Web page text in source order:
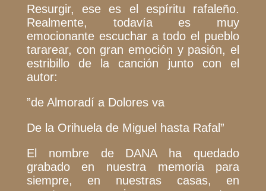
Resurgir, ese es el espíritu rafaleño.
Realmente, todavía es muy
emocionante escuchar a todo el pueblo
tararear, con gran emoción y pasión, el
estribillo de la canción junto con el
autor:
”de Almoradí a Dolores va
De la Orihuela de Miguel hasta Rafal”
El nombre de DANA ha quedado
grabado en nuestra memoria para
siempre, en nuestras casas, en